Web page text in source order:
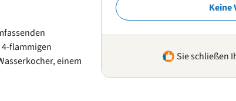
flammigen
einem
Keine
Sie schließen